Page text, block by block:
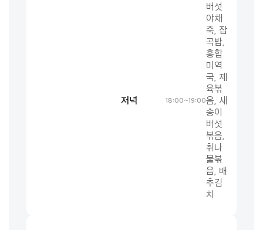
저녁 18:00~19:00
버섯
야채
죽, 잡
곡밥,
홍합
미역
국, 제
육볶
음, 새
송이
버섯
볶음,
취나
물볶
음, 배
추김
치